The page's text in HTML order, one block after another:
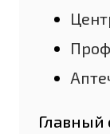
Главный